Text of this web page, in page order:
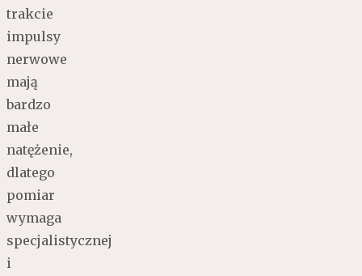
trakcie
impulsy
nerwowe
mają
bardzo
małe
natężenie,
dlatego
pomiar
wymaga
specjalistycznej
i